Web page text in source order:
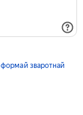
формай зваротнай